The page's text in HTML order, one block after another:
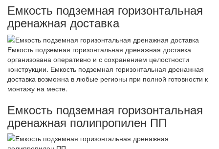
Емкость подземная горизонтальная
дренажная доставка
Емкость подземная горизонтальная дренажная доставка
организована оперативно и с сохранением целостности
конструкции. Емкость подземная горизонтальная дренажная
доставка возможна в любые регионы при полной готовности к
монтажу на месте.
Емкость подземная горизонтальная
дренажная полипропилен ПП